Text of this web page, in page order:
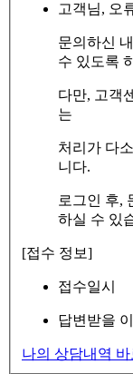
고객님, 오
문의하신
수 있도록
다만, 고객
는
처리가 다
니다.
로그인 후,
하실 수 있
[접수 정보]
접수일시
답변받을
나의 상담내역 바